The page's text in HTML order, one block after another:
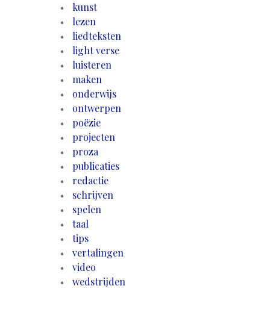
kunst
lezen
liedteksten
light verse
luisteren
maken
onderwijs
ontwerpen
poëzie
projecten
proza
publicaties
redactie
schrijven
spelen
taal
tips
vertalingen
video
wedstrijden